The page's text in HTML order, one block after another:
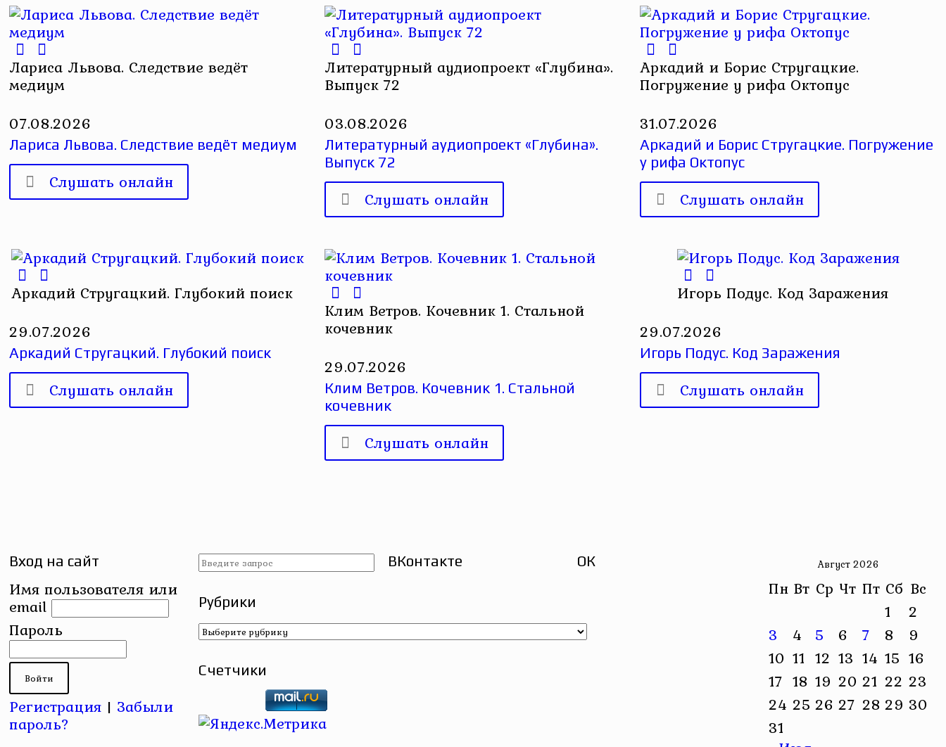
Лариса Львова. Следствие ведёт
медиум
07.08.2026
Лариса Львова. Следствие ведёт медиум
Слушать онлайн
Литературный аудиопроект «Глубина».
Выпуск 72
03.08.2026
Литературный аудиопроект «Глубина».
Выпуск 72
Слушать онлайн
Аркадий и Борис Стругацкие.
Погружение у рифа Октопус
31.07.2026
Аркадий и Борис Стругацкие. Погружение
у рифа Октопус
Слушать онлайн
Аркадий Стругацкий. Глубокий поиск
29.07.2026
Аркадий Стругацкий. Глубокий поиск
Слушать онлайн
Клим Ветров. Кочевник 1. Стальной
кочевник
29.07.2026
Клим Ветров. Кочевник 1. Стальной
кочевник
Слушать онлайн
Игорь Подус. Код Заражения
29.07.2026
Игорь Подус. Код Заражения
Слушать онлайн
Вход на сайт
Имя пользователя или
email
Пароль
Регистрация | Забыли
пароль?
Рубрики
Рубрики
Счетчики
ВКонтакте ОК Август 2026
Пн Вт Ср Чт Пт Сб Вс
1
2
3
4 5 6 7 8
9
10 11 12 13 14 15 16
17 18 19 20 21 22 23
24 25 26 27 28 29 30
31